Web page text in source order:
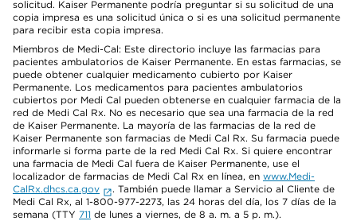
solicitud. Kaiser Permanente podría preguntar si su solicitud de una
copia impresa es una solicitud única o si es una solicitud permanente
para recibir esta copia impresa.
Miembros de Medi-Cal: Este directorio incluye las farmacias para
pacientes ambulatorios de Kaiser Permanente. En estas farmacias, se
puede obtener cualquier medicamento cubierto por Kaiser
Permanente. Los medicamentos para pacientes ambulatorios
cubiertos por Medi Cal pueden obtenerse en cualquier farmacia de la
red de Medi Cal Rx. No es necesario que sea una farmacia de la red
de Kaiser Permanente. La mayoría de las farmacias de la red de
Kaiser Permanente son farmacias de Medi Cal Rx. Su farmacia puede
informarle si forma parte de la red Medi Cal Rx. Si quiere encontrar
una farmacia de Medi Cal fuera de Kaiser Permanente, use el
localizador de farmacias de Medi Cal Rx en línea, en www.Medi-
CalRx.dhcs.ca.gov
. También puede llamar a Servicio al Cliente de
Medi Cal Rx, al 1-800-977-2273, las 24 horas del día, los 7 días de la
semana (TTY 711 de lunes a viernes, de 8 a. m. a 5 p. m.).